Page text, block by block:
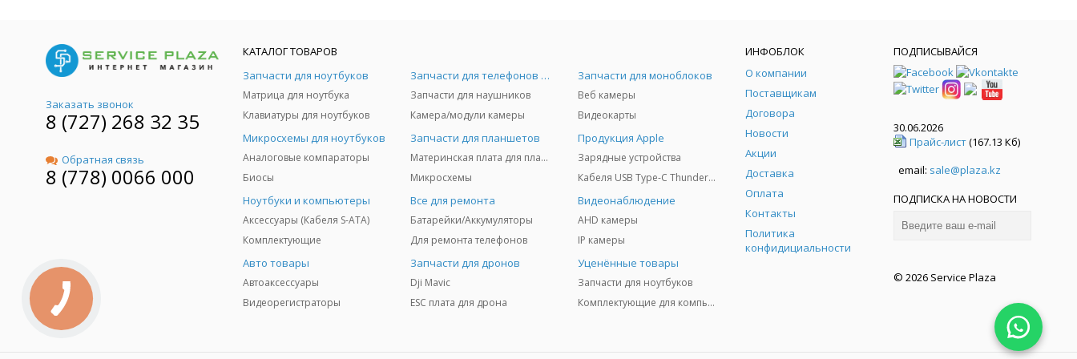
Заказать звонок
8 (727) 268 32 35
Обратная связь
8 (778) 0066 000
КАТАЛОГ ТОВАРОВ
Запчасти для ноутбуков
Матрица для ноутбука
Клавиатуры для ноутбуков
Запчасти для телефонов и Airpods
Запчасти для наушников
Камера/модули камеры
Запчасти для моноблоков
Веб камеры
Видеокарты
Микросхемы для ноутбуков
Аналоговые компараторы
Биосы
Запчасти для планшетов
Материнская плата для планшетов
Микросхемы
Продукция Apple
Зарядные устройства
Кабеля USB Type-C Thunderbolt 3/4/5
Ноутбуки и компьютеры
Аксессуары (Кабеля S-ATA)
Комплектующие
Все для ремонта
Батарейки/Аккумуляторы
Для ремонта телефонов
Видеонаблюдение
AHD камеры
IP камеры
Авто товары
Автоаксессуары
Видеорегистраторы
Запчасти для дронов
Dji Mavic
ESC плата для дрона
Уценённые товары
Запчасти для ноутбуков
Комплектующие для компьютеров
ИНФОБЛОК
О компании
Поставщикам
Договора
Новости
Акции
Доставка
Оплата
Контакты
Политика
конфидициальности
ПОДПИСЫВАЙСЯ
30.06.2026
Прайс-лист(167.13 Кб)
email: sale@plaza.kz
ПОДПИСКА НА НОВОСТИ
© 2026 Service Plaza